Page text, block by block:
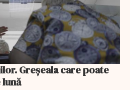
Greșeala care poate